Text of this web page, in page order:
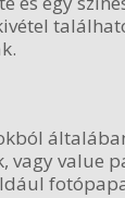
value